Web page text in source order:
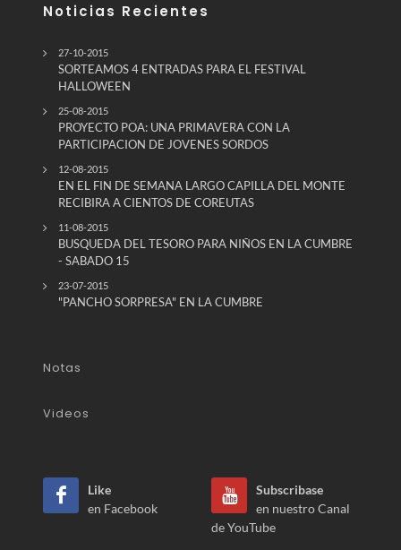
Noticias Recientes
27-10-2015
SORTEAMOS 4 ENTRADAS PARA EL FESTIVAL
HALLOWEEN
25-08-2015
PROYECTO POA: UNA PRIMAVERA CON LA
PARTICIPACION DE JOVENES SORDOS
12-08-2015
EN EL FIN DE SEMANA LARGO CAPILLA DEL MONTE
RECIBIRA A CIENTOS DE COREUTAS
11-08-2015
BUSQUEDA DEL TESORO PARA NIÑOS EN LA CUMBRE
- SABADO 15
23-07-2015
"PANCHO SORPRESA" EN LA CUMBRE
Notas
Videos
Like
en Facebook
Subscribase
en nuestro Canal
de YouTube